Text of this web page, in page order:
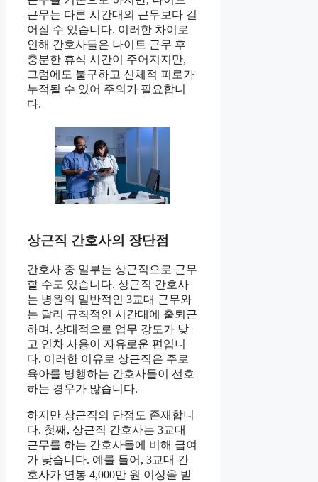
근무는 다른 시간대의 근무보다 길
어질 수 있습니다. 이러한 차이로
인해 간호사들은 나이트 근무 후
충분한 휴식 시간이 주어지지만,
그럼에도 불구하고 신체적 피로가
누적될 수 있어 주의가 필요합니
다.
상근직 간호사의 장단점
간호사 중 일부는 상근직으로 근무
할 수도 있습니다. 상근직 간호사
는 병원의 일반적인 3교대 근무와
는 달리 규칙적인 시간대에 출퇴근
하며, 상대적으로 업무 강도가 낮
고 연차 사용이 자유로운 편입니
다. 이러한 이유로 상근직은 주로
육아를 병행하는 간호사들이 선호
하는 경우가 많습니다.
하지만 상근직의 단점도 존재합니
다. 첫째, 상근직 간호사는 3교대
근무를 하는 간호사들에 비해 급여
가 낮습니다. 예를 들어, 3교대 간
호사가 연봉 4,000만 원 이상을 받